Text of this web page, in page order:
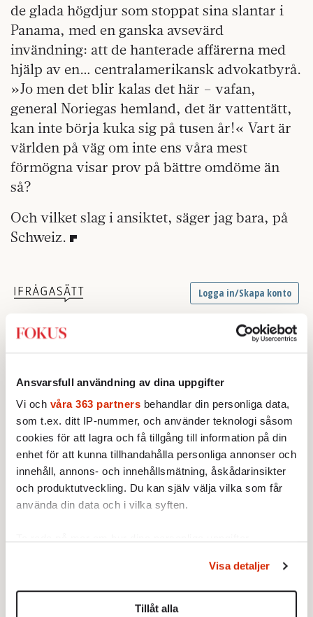
Ansvarsfull användning av dina uppgifter
Vi och våra 363 partners behandlar din personliga data,
som t.ex. ditt IP-nummer, och använder teknologi såsom
cookies för att lagra och få tillgång till information på din
enhet för att kunna tillhandahålla personliga annonser och
innehåll, annons- och innehållsmätning, åskådarinsikter
och produktutveckling. Du kan själv välja vilka som får
använda din data och i vilka syften.
Du kan ändra eller dra tillbaka ditt samtycke när som
helst från cookie-förklaringen.
Visa detaljer
Tillåt alla
de glada högdjur som stoppat sina slantar i
Panama, med en ganska avsevärd
invändning: att de hanterade affärerna med
hjälp av en… centralamerikansk advokatbyrå.
»Jo men det blir kalas det här – vafan,
general Noriegas hemland, det är vattentätt,
kan inte börja kuka sig på tusen år!« Vart är
världen på väg om inte ens våra mest
förmögna visar prov på bättre omdöme än
så?
Och vilket slag i ansiktet, säger jag bara, på
Schweiz.